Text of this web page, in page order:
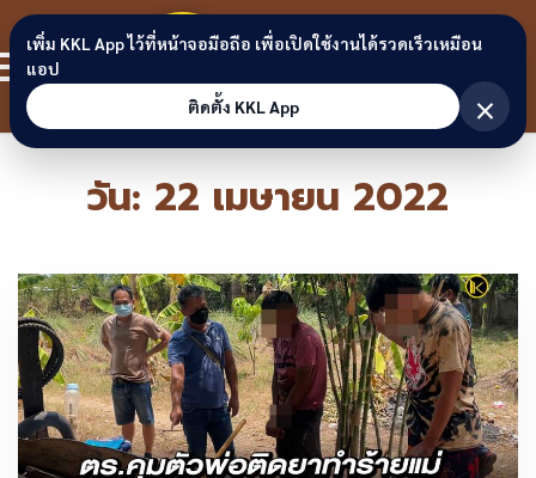
Skip to content
ขอนแก่น
ลิงก์
วัน: 22 เมษายน 2022
เพิ่ม KKL App ไว้ที่หน้าจอมือถือ เพื่อเปิดใช้งานได้รวดเร็วเหมือน
แอป
ติดตั้ง KKL App
×